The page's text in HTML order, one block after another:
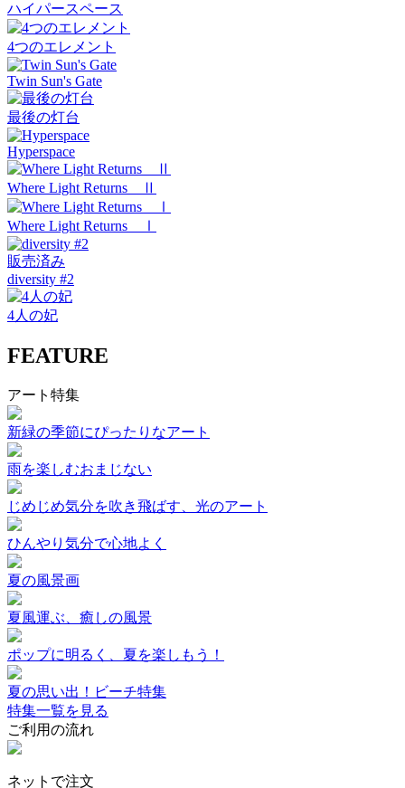
ハイパースペース
4つのエレメント
Twin Sun's Gate
最後の灯台
Hyperspace
Where Light Returns Ⅱ
Where Light Returns Ⅰ
販売済み
diversity #2
4人の妃
FEATURE
アート特集
新緑の季節にぴったりなアート
雨を楽しむおまじない
じめじめ気分を吹き飛ばす、光のアート
ひんやり気分で心地よく
夏の風景画
夏風運ぶ、癒しの風景
ポップに明るく、夏を楽しもう！
夏の思い出！ビーチ特集
特集一覧を見る
ご利用の流れ
ネットで注文